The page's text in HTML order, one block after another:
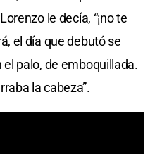
le decía, “¡no te
el día que debutó se
palo, de emboquillada.
la cabeza”.